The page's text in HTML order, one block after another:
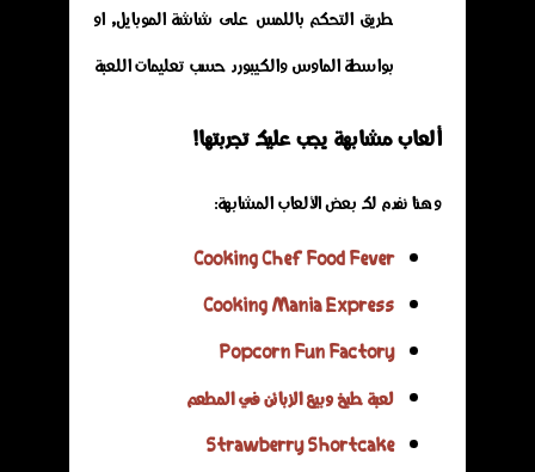
طريق التحكم باللمس على شاشة الموبايل, او
بواسطة الماوس والكيبورد حسب تعليمات اللعبة
ألعاب مشابهة يجب عليك تجربتها!
وهنا نفدم لك بعض الألعاب المشابهة:
Cooking Chef Food Fever
Cooking Mania Express
Popcorn Fun Factory
لعبة طبخ وبيع الزبائن في المطعم
Strawberry Shortcake